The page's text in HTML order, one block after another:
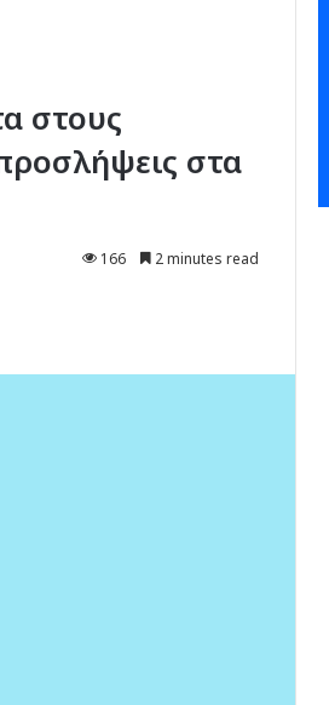
στους
στα
166 2 minutes read